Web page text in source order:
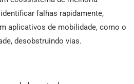
falhas rapidamente,
aplicativos de mobilidade, como o
desobstruindo vias.